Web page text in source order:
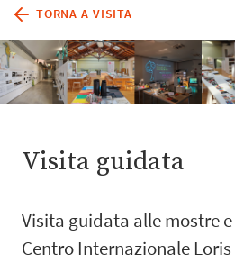
TORNA A VISITA
Visita guidata
Visita guidata alle mostre
Centro Internazionale